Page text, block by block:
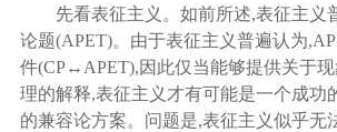
先看表征主义。如前所述,表征主义
论题(APET)。由于表征主义普遍认为
件(CP↔APET),因此仅当能够提供关于
理的解释,表征主义才有可能是一个成功
的兼容论方案。问题是,表征主义似乎无